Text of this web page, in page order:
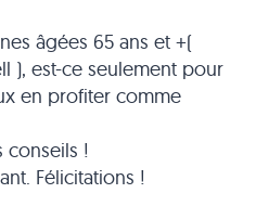
âgées 65 ans et +(
), est-ce seulement pour
en profiter comme
conseils !
Félicitations !